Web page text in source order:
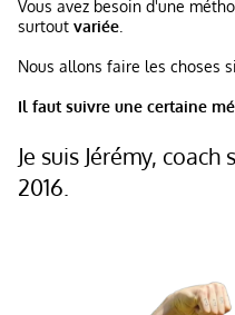
Vous avez besoin d'une
surtout variée
Nous allons faire les choses
Il faut suivre une certaine
Je suis Jérémy,
2016.